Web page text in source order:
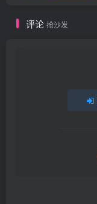
评论 抢沙发